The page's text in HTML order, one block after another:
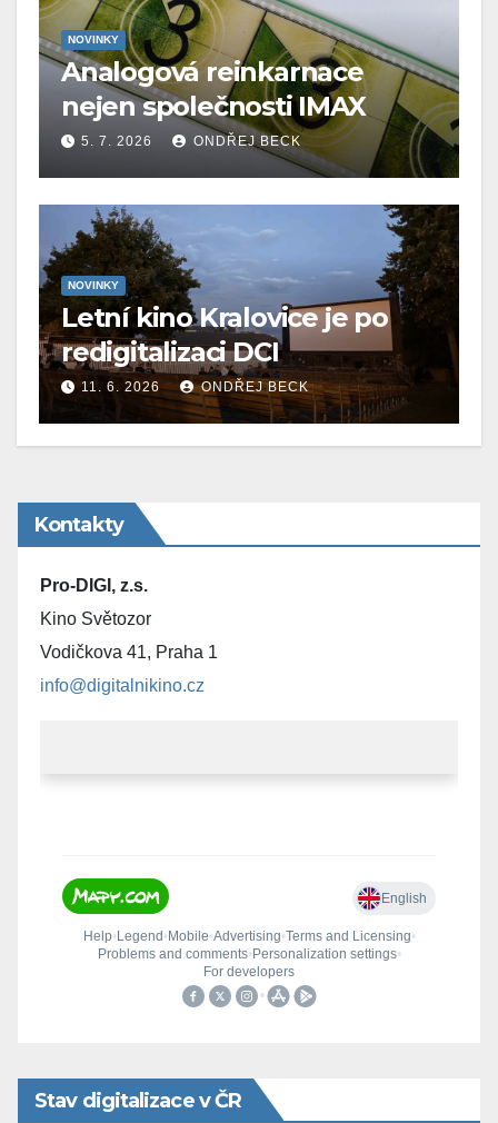
NOVINKY
Analogová reinkarnace
nejen společnosti IMAX
5. 7. 2026 ONDŘEJ BECK
NOVINKY
Letní kino Kralovice je po
redigitalizaci DCI
11. 6. 2026 ONDŘEJ BECK
Kontakty
Pro-DIGI, z.s.
Kino Světozor
Vodičkova 41, Praha 1
info@digitalnikino.cz
Stav digitalizace v ČR